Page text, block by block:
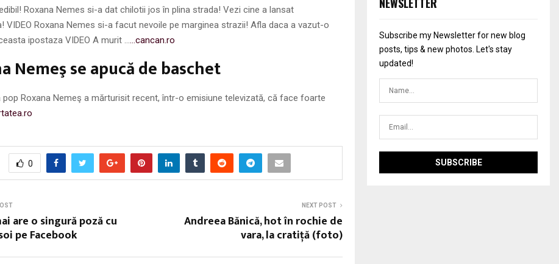
Roxana Nemes si-a dat chilotii jos în plina strada! Vezi cine a lansat
VIDEO Roxana Nemes si-a facut nevoile pe marginea strazii! Afla daca a vazut-o
ipostaza VIDEO A murit …
…cancan.ro
Nemeş se apucă de baschet
pop Roxana Nemeş a mărturisit recent, într-o emisiune televizată, că face foarte
0
are o singură poză cu
pe Facebook
NEXT POST
Andreea Bănică, hot în rochie de
vara, la cratiță (foto)
Subscribe my Newsletter for new blog
posts, tips & new photos. Let's stay
updated!